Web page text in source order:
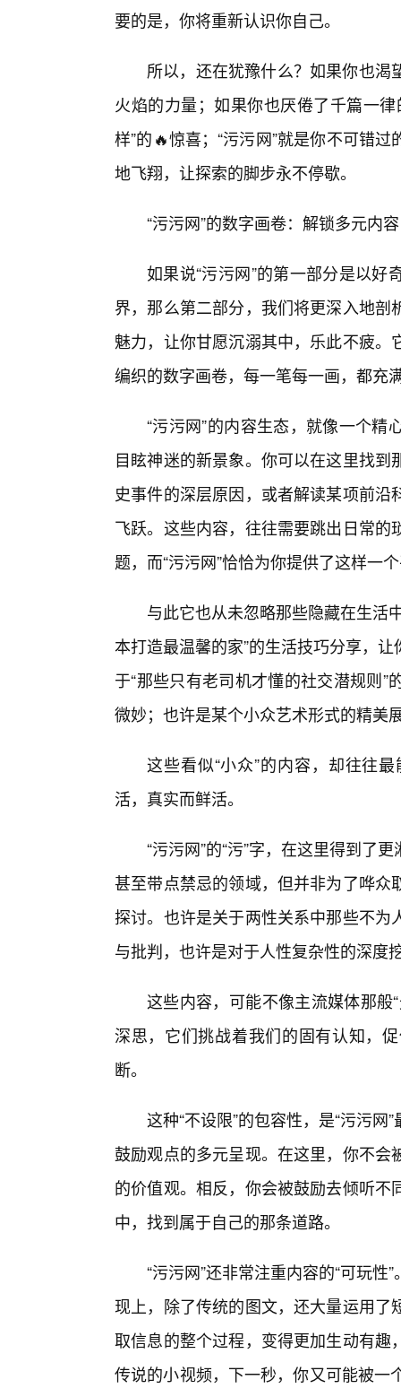
要的是，你将重新认识你自己。
所以，还在犹豫什么？如果你也
火焰的力量；如果你也厌倦了千篇一
样”的🔥惊喜；“污污网”就是你不可错
地飞翔，让探索的脚步永不停歇。
“污污网”的数字画卷：解锁多元内
如果说“污污网”的第一部分是以
界，那么第二部分，我们将更深入地
魅力，让你甘愿沉溺其中，乐此不疲
编织的数字画卷，每一笔每一画，都充
“污污网”的内容生态，就像一个
目眩神迷的新景象。你可以在这里找
史事件的深层原因，或者解读某项前
飞跃。这些内容，往往需要跳出日常
题，而“污污网”恰恰为你提供了这样一
与此它也从未忽略那些隐藏在生活
本打造最温馨的家”的生活技巧分享，
于“那些只有老司机才懂的社交潜规则
微妙；也许是某个小众艺术形式的精美
这些看似“小众”的内容，却往往
活，真实而鲜活。
“污污网”的“污”字，在这里得到了
甚至带点禁忌的领域，但并非为了哗
探讨。也许是关于两性关系中那些不
与批判，也许是对于人性复杂性的深度
这些内容，可能不像主流媒体那般
深思，它们挑战着我们的固有认知，
断。
这种“不设限”的包容性，是“污污
鼓励观点的多元呈现。在这里，你不
的价值观。相反，你会被鼓励去倾听
中，找到属于自己的那条道路。
“污污网”还非常注重内容的“可玩
现上，除了传统的图文，还大量运用
取信息的整个过程，变得更加生动有
传说的小视频，下一秒，你又可能被一